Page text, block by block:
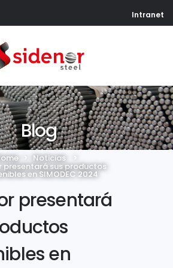
Intranet
Blog
Noticias
presentará sus productos
en SIMODEC 2024
presentará
en